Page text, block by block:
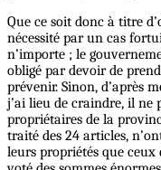
Que ce soit donc à titre
nécessité par un cas
n’importe ; le
obligé par devoir de
prévenir. Sinon, d’après
j’ai lieu de craindre, il ne
propriétaires de la
traité des 24 articles,
leurs propriétés que ceux